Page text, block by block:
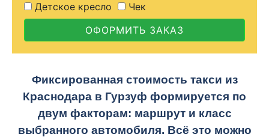
Детское кресло
Чек
ОФОРМИТЬ ЗАКАЗ
Фиксированная стоимость такси из
Краснодара в Гурзуф формируется по
двум факторам: маршрут и класс
выбранного автомобиля. Всё это можно